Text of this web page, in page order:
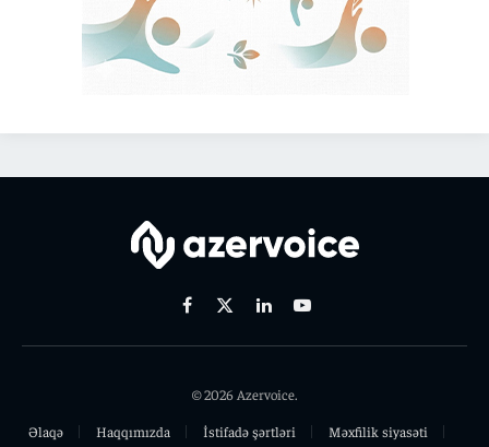
Facebook
X
LinkedinYoutube
© 2026 Azervoice.
Əlaqə
Haqqımızda İstifadə şərtləri
Məxfilik siyasəti